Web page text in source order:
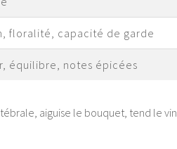
floralité, capacité de garde
équilibre, notes épicées
aiguise le bouquet, tend le vin